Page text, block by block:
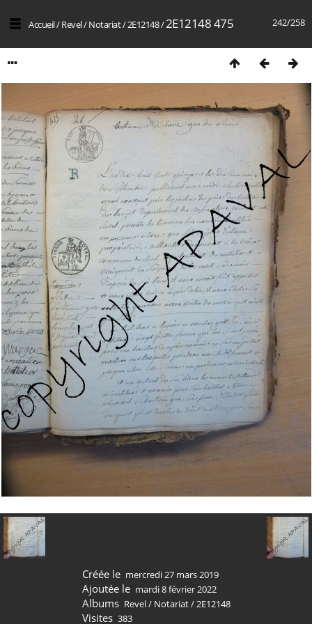
242/258
Accueil/Revel/Notariat/2E12148/2E12148 475
Créée le mercredi 27 mars 2019
Ajoutée le mardi 8 février 2022
Albums Revel/ Notariat/2E12148
Visites 383